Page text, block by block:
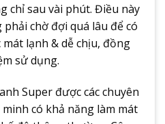
chỉ sau vài phút. Điều này
chờ đợi quá lâu để có
lạnh & dễ chịu, đồng
sử dụng.
Super được các chuyên
có khả năng làm mát